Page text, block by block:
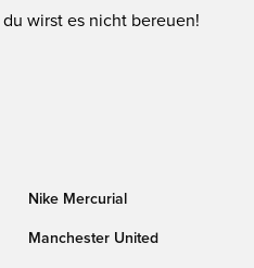
wirst es nicht bereuen!
Nike Mercurial
Manchester United